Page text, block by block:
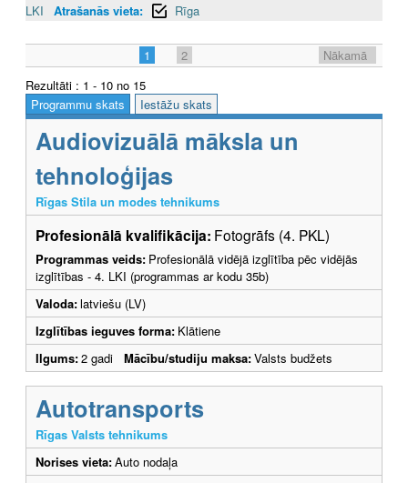
LKI
Atrašanās vieta: Rīga
1 2
Nākamā
Rezultāti : 1 - 10 no 15
Programmu skats
Iestāžu skats
Audiovizuālā māksla un
tehnoloģijas
Rīgas Stila un modes tehnikums
Profesionālā kvalifikācija: Fotogrāfs (4. PKL)
Programmas veids: Profesionālā vidējā izglītība pēc vidējās
izglītības - 4. LKI (programmas ar kodu 35b)
Valoda:latviešu (LV)
Izglītības ieguves forma: Klātiene
Ilgums:2 gadi Mācību/studiju maksa:Valsts budžets
Autotransports
Rīgas Valsts tehnikums
Norises vieta:Auto nodaļa